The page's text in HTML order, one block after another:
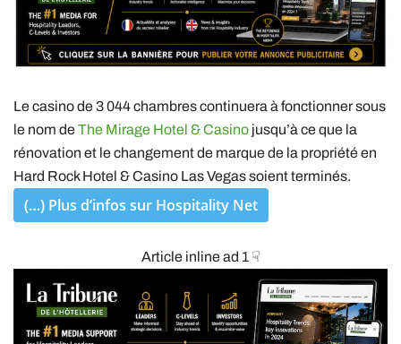
Le casino de 3 044 chambres continuera à fonctionner sous
le nom deThe Mirage Hotel & Casino jusqu’à ce que la
rénovation et le changement de marque de la propriété en
Hard Rock Hotel & Casino Las Vegas soient terminés.
(…) Plus d’infos sur Hospitality Net
Article inline ad 1 ☟